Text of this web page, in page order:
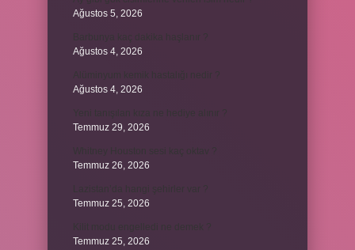
Ağustos 5, 2026
Ağustos 4, 2026
Ağustos 4, 2026
Temmuz 29, 2026
Temmuz 26, 2026
Temmuz 25, 2026
Temmuz 25, 2026